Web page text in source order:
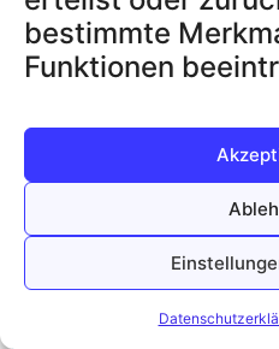
bestimmte
Funktionen
Sicherheit, die überzeugt.
Tour: Unsere Kunden
die funktioniert.